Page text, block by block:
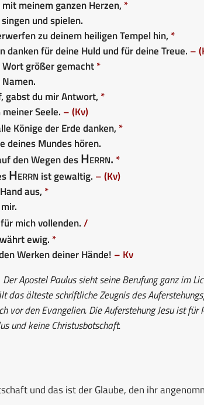
meinem ganzen Herzen, *
und spielen.
zu deinem heiligen Tempel hin, *
danken für deine Huld und für deine Treue. –
größer gemacht*
gabst du mir Antwort, *
Seele. – (Kv)
Könige der Erde danken, *
deines Mundes hören.
den Wegen desHerrn. *
Herrnist gewaltig. – (Kv)
aus, *
mich vollenden./
ewig. *
Werken deiner Hände! – Kv
Der Apostel Paulus sieht seine Berufung ganz im
das älteste schriftliche Zeugnis des
vor den Evangelien. Die Auferstehung Jesu ist
und keine Christusbotschaft.
und das ist der Glaube, den ihr